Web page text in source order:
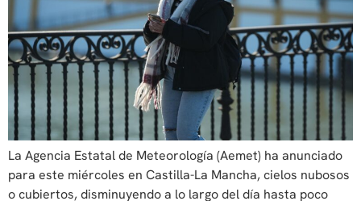
La Agencia Estatal de Meteorología (Aemet) ha anunciado
para este miércoles en Castilla-La Mancha, cielos nubosos
o cubiertos, disminuyendo a lo largo del día hasta poco